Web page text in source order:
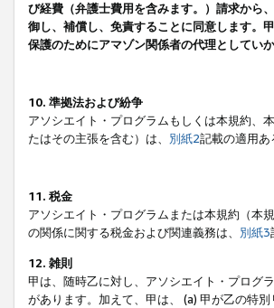
び経費（弁護士費用を含みます。）請求から
御し、補償し、免責することに同意します。
保護のためにアマゾン関係者の代理としてい
10. 準拠法および紛争
アソシエイト・プログラムもしくは本規約、
たはその主張を含む）は、 別紙2記載の適用
11. 税金
アソシエイト・プログラムまたは本規約（本
の関係に関する税金および関連義務は、 別紙3
12. 雑則
甲は、随時乙に対し、アソシエイト・プログ
があります。加えて、甲は、 (a) 甲が乙の特